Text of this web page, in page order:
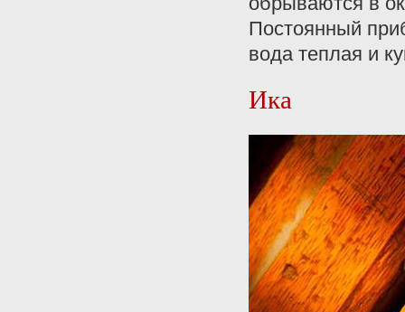
Постоянный
вода теплая и
Ика